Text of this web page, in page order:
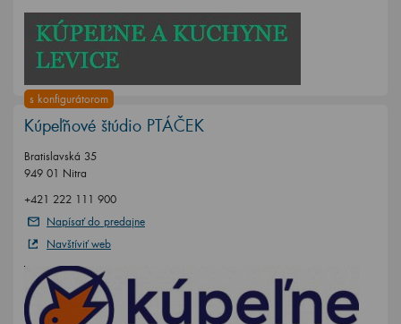
s konfigurátorom
Kúpeľňové štúdio PTÁČEK
Bratislavská 35
949 01 Nitra
+421 222 111 900
Napísať do predajne
Navštíviť web